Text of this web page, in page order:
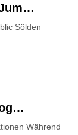
Sölden
Während